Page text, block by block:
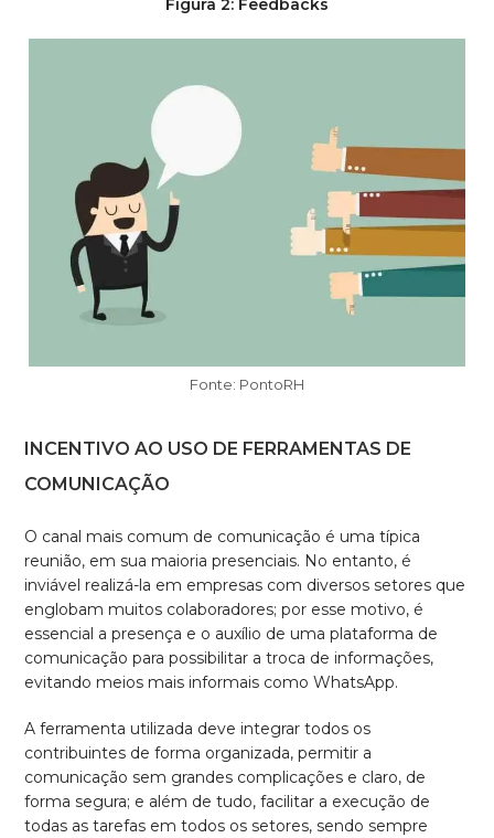
Figura 2: Feedbacks
Fonte: PontoRH
INCENTIVO AO USO DE FERRAMENTAS DE
COMUNICAÇÃO
O canal mais comum de comunicação é uma típica
reunião, em sua maioria presenciais. No entanto, é
inviável realizá-la em empresas com diversos setores que
englobam muitos colaboradores; por esse motivo, é
essencial a presença e o auxílio de uma plataforma de
comunicação para possibilitar a troca de informações,
evitando meios mais informais como WhatsApp.
A ferramenta utilizada deve integrar todos os
contribuintes de forma organizada, permitir a
comunicação sem grandes complicações e claro, de
forma segura; e além de tudo, facilitar a execução de
todas as tarefas em todos os setores, sendo sempre